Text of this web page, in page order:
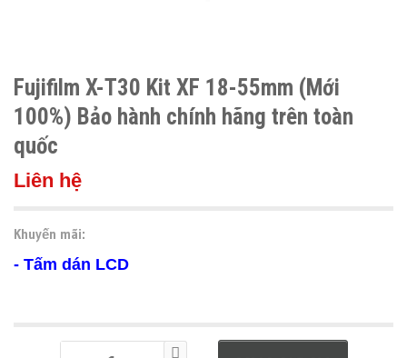
Fujifilm X-T30 Kit XF 18-55mm (Mới
100%) Bảo hành chính hãng trên toàn
quốc
Liên hệ
Khuyến mãi:
- Tấm dán LCD